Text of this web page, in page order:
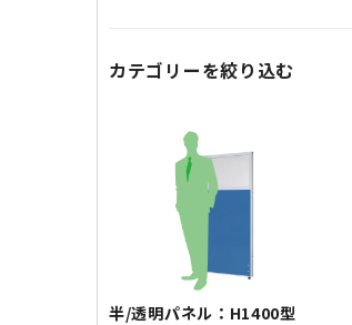
カテゴリーを絞り込む
半/透明パネル：H1400型